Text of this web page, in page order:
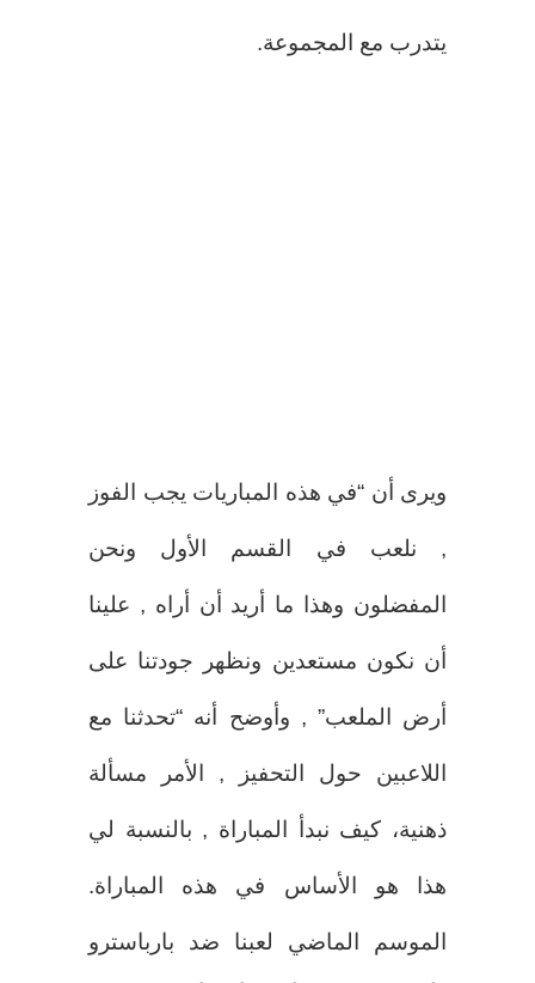
يتدرب مع المجموعة.
ويرى أن “في هذه المباريات يجب الفوز
, نلعب في القسم الأول ونحن
المفضلون وهذا ما أريد أن أراه , علينا
أن نكون مستعدين ونظهر جودتنا على
أرض الملعب” , وأوضح أنه “تحدثنا مع
اللاعبين حول التحفيز , الأمر مسألة
ذهنية، كيف نبدأ المباراة , بالنسبة لي
هذا هو الأساس في هذه المباراة.
الموسم الماضي لعبنا ضد بارباسترو